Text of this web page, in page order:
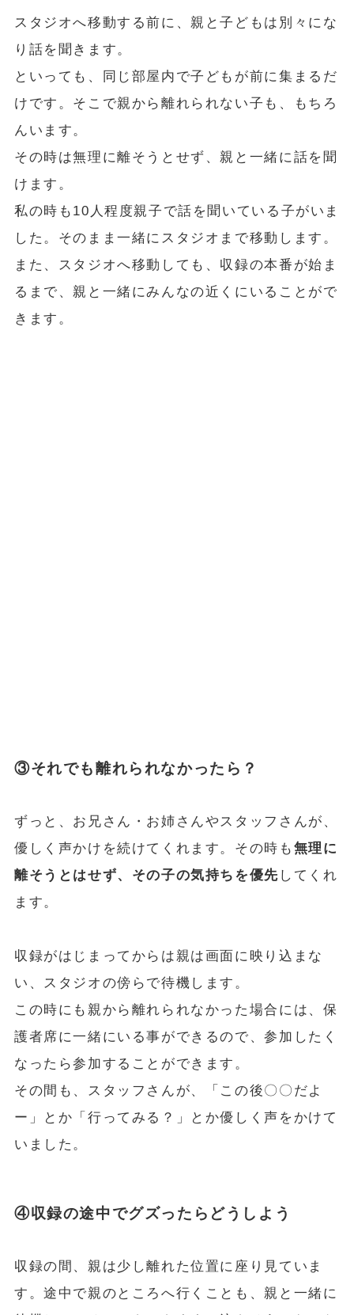
スタジオへ移動する前に、親と子どもは別々にな
り話を聞きます。
といっても、同じ部屋内で子どもが前に集まるだ
けです。そこで親から離れられない子も、もちろ
んいます。
その時は無理に離そうとせず、親と一緒に話を聞
けます。
私の時も10人程度親子で話を聞いている子がいま
した。そのまま一緒にスタジオまで移動します。
また、スタジオへ移動しても、収録の本番が始ま
るまで、親と一緒にみんなの近くにいることがで
きます。
③それでも離れられなかったら？
ずっと、お兄さん・お姉さんやスタッフさんが、
優しく声かけを続けてくれます。その時も 無理に
離そうとはせず、その子の気持ちを優先 してくれ
ます。
収録がはじまってからは親は画面に映り込まな
い、スタジオの傍らで待機します。
この時にも親から離れられなかった場合には、保
護者席に一緒にいる事ができるので、参加したく
なったら参加することができます。
その間も、スタッフさんが、「この後〇〇だよ
ー」とか「行ってみる？」とか優しく声をかけて
いました。
④収録の途中でグズったらどうしよう
収録の間、親は少し離れた位置に座り見ていま
す。途中で親のところへ行くことも、親と一緒に